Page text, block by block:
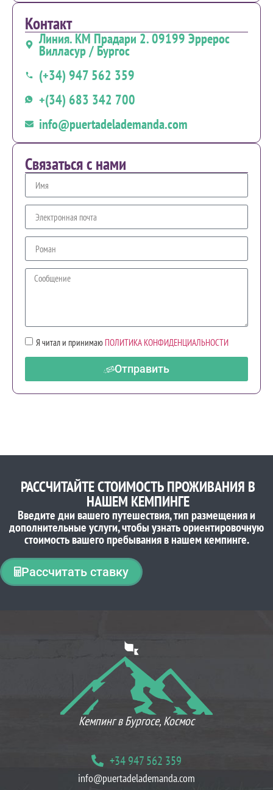
Контакт
Линия. КМ Прадари 2. 09199 Эррерос
Вилласур / Бургос
(+34) 947 562 359
+(34) 683 342 700
info@puertadelademanda.com
Связаться с нами
Я читал и принимаю ПОЛИТИКА КОНФИДЕНЦИАЛЬНОСТИ
Отправить
РАССЧИТАЙТЕ СТОИМОСТЬ ПРОЖИВАНИЯ В
НАШЕМ КЕМПИНГЕ
Введите дни вашего путешествия, тип размещения и
дополнительные услуги, чтобы узнать ориентировочную
стоимость вашего пребывания в нашем кемпинге.
Рассчитать ставку
Кемпинг в Бургосе, Космос
+34 947 562 359
info@puertadelademanda.com